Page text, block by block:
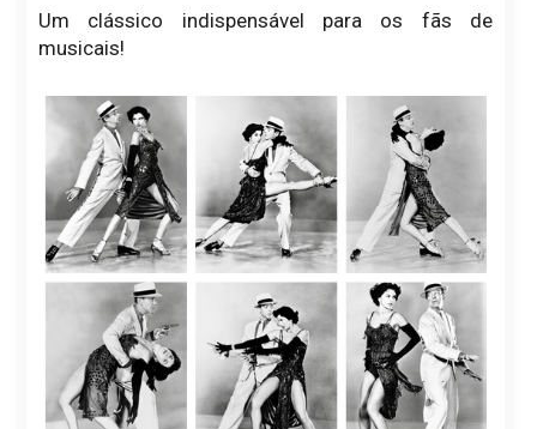
Um clássico indispensável para os fãs de
musicais!